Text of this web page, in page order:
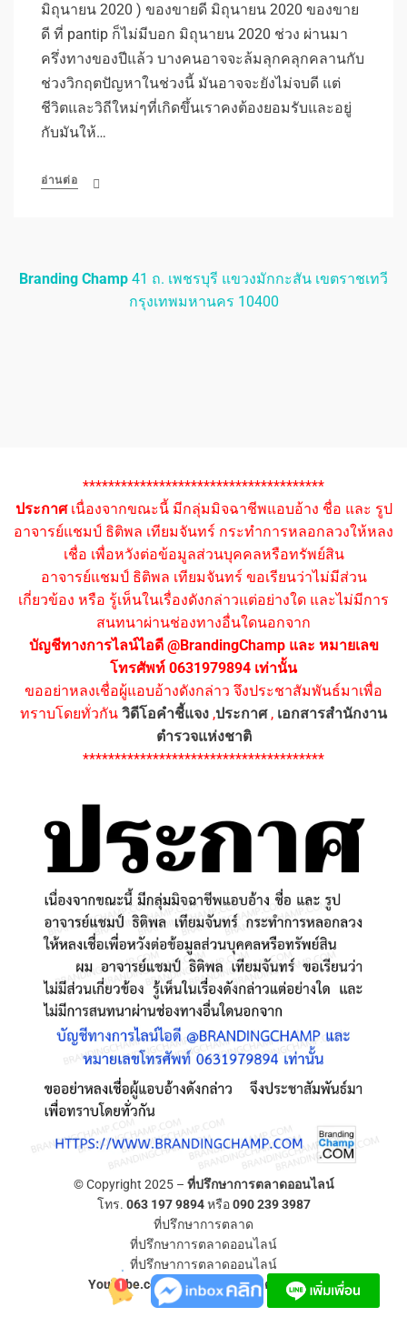
มิถุนายน 2020 ) ของขายดี มิถุนายน 2020 ของขาย
ดี ที่ pantip ก็ไม่มีบอก มิถุนายน 2020 ช่วง ผ่านมา
ครึ่งทางของปีแล้ว บางคนอาจจะล้มลุกคลุกคลานกับ
ช่วงวิกฤตปัญหาในช่วงนี้ มันอาจจะยังไม่จบดี แต่
ชีวิตและวิถีใหม่ๆที่เกิดขึ้นเราคงต้องยอมรับและอยู่
กับมันให้…
อ่านต่อ
Branding Champ 41 ถ. เพชรบุรี แขวงมักกะสัน เขตราชเทวี
กรุงเทพมหานคร 10400
**************************************
ประกาศเนื่องจากขณะนี้ มีกลุ่มมิจฉาชีพแอบอ้าง ชื่อ และ รูป
อาจารย์แชมป์ ธิติพล เทียมจันทร์ กระทำการหลอกลวงให้หลง
เชื่อ เพื่อหวังต่อข้อมูลส่วนบุคคลหรือทรัพย์สิน
อาจารย์แชมป์ ธิติพล เทียมจันทร์ ขอเรียนว่าไม่มีส่วน
เกี่ยวข้อง หรือ รู้เห็นในเรื่องดังกล่าวแต่อย่างใด และไม่มีการ
สนทนาผ่านช่องทางอื่นใดนอกจาก
บัญชีทางการไลน์ไอดี @BrandingChamp และ หมายเลข
โทรศัพท์ 0631979894 เท่านั้น
ขออย่าหลงเชื่อผู้แอบอ้างดังกล่าว จึงประชาสัมพันธ์มาเพื่อ
ทราบโดยทั่วกัน วิดีโอคำชี้แจง ,ประกาศ, เอกสารสำนักงาน
ตำรวจแห่งชาติ
**************************************
© Copyright 2025 – ที่ปรึกษาการตลาดออนไลน์
โทร. 063 197 9894หรือ090 239 3987
ที่ปรึกษาการตลาด
ที่ปรึกษาการตลาดออนไลน์
ที่ปรึกษาการตลาดออนไลน์
YouTube.com/ที่ปรึกษาการตลาดออนไลน์